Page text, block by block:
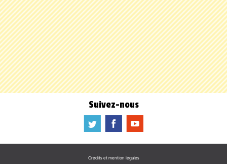
Suivez-nous
a b f
Crédits et mention légales